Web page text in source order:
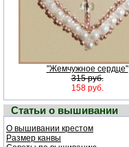
"Жемчужное сердце"
315 руб.
158 руб.
Статьи о вышивании
О вышивании крестом
Размер канвы